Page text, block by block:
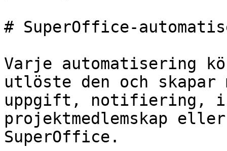
# SuperOffice-
Varje automatisering
utlöste den och
uppgift, notifiering,
projektmedlemskap
SuperOffice.